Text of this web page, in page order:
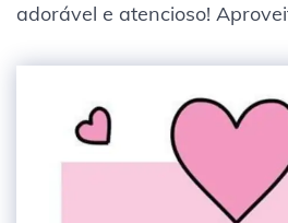
adorável e atencioso!